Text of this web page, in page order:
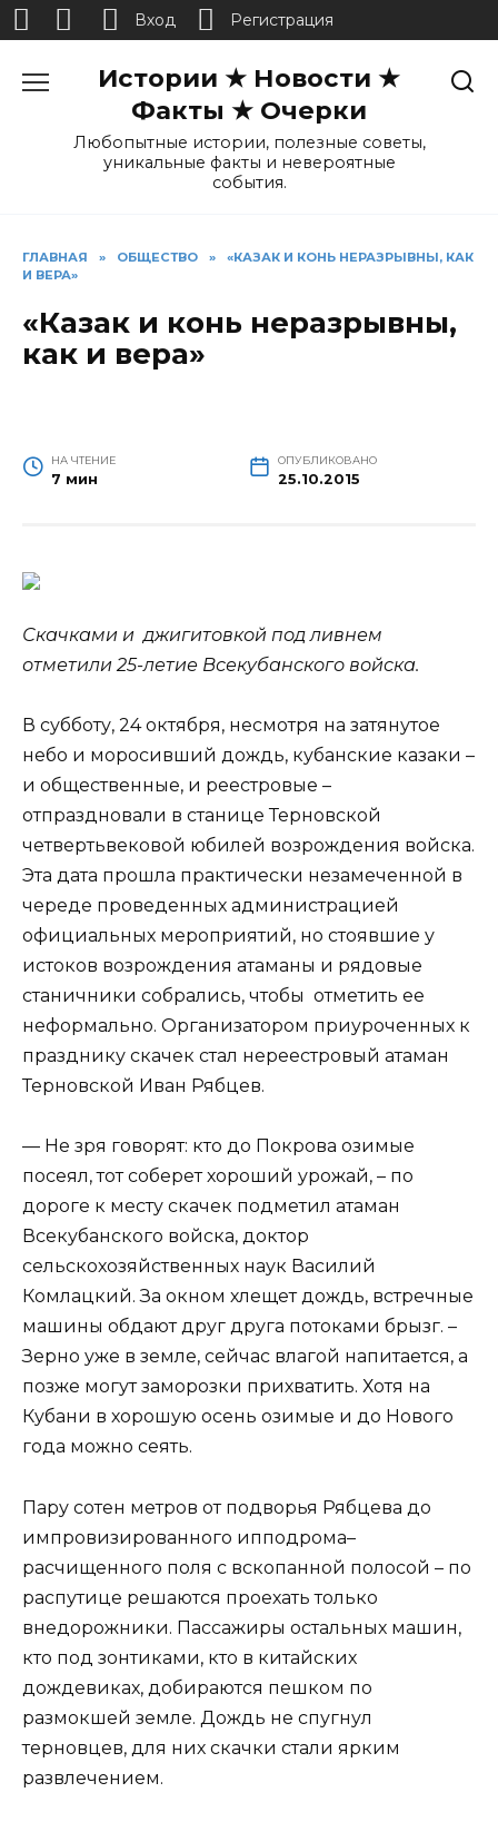
Истории ★ Новости ★
Факты ★ Очерки
Любопытные истории, полезные советы,
уникальные факты и невероятные
события.
ГЛАВНАЯ » ОБЩЕСТВО »
«КАЗАК И КОНЬ НЕРАЗРЫВНЫ, КАК
И ВЕРА»
«Казак и конь неразрывны,
как и вера»
НА ЧТЕНИЕ
7 мин
ОПУБЛИКОВАНО
25.10.2015
Скачками и джигитовкой под ливнем
отметили 25-летие Всекубанского войска.
В субботу, 24 октября, несмотря на затянутое
небо и моросивший дождь, кубанские казаки –
и общественные, и реестровые –
отпраздновали в станице Терновской
четвертьвековой юбилей возрождения войска.
Эта дата прошла практически незамеченной в
череде проведенных администрацией
официальных мероприятий, но стоявшие у
истоков возрождения атаманы и рядовые
станичники собрались, чтобы отметить ее
неформально. Организатором приуроченных к
празднику скачек стал нереестровый атаман
Терновской Иван Рябцев.
— Не зря говорят: кто до Покрова озимые
посеял, тот соберет хороший урожай, – по
дороге к месту скачек подметил атаман
Всекубанского войска, доктор
сельскохозяйственных наук Василий
Комлацкий. За окном хлещет дождь, встречные
машины обдают друг друга потоками брызг. –
Зерно уже в земле, сейчас влагой напитается, а
позже могут заморозки прихватить. Хотя на
Кубани в хорошую осень озимые и до Нового
года можно сеять.
Пару сотен метров от подворья Рябцева до
импровизированного ипподрома–
расчищенного поля с вскопанной полосой – по
распутице решаются проехать только
внедорожники. Пассажиры остальных машин,
кто под зонтиками, кто в китайских
дождевиках, добираются пешком по
размокшей земле. Дождь не спугнул
терновцев, для них скачки стали ярким
развлечением.
Вход Регистрация